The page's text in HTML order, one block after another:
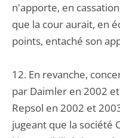
n'apporte, en
que la cour aurait, en
points, entaché son
12. En revanche,
par Daimler en 2002
Repsol en 2002 et
jugeant que la société